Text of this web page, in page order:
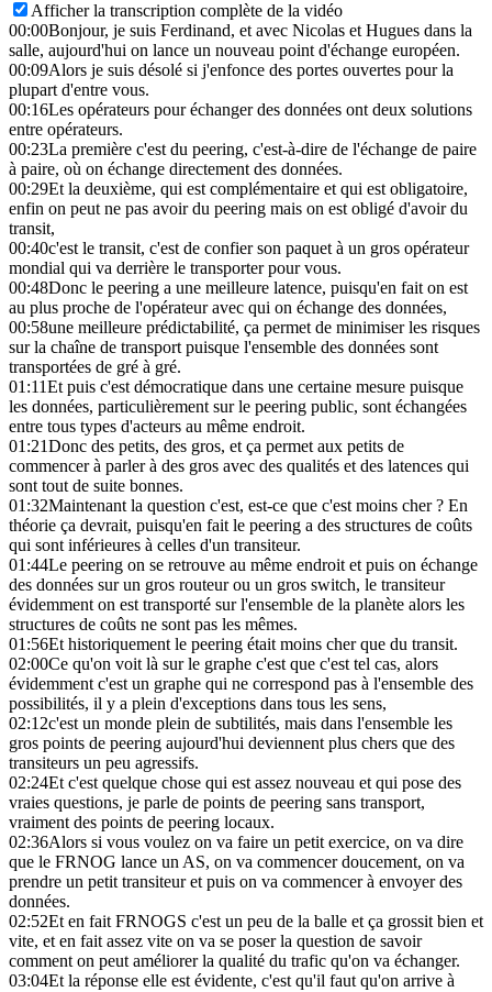
Afficher la transcription complète de la vidéo
00:00Bonjour, je suis Ferdinand, et avec Nicolas et Hugues dans la
salle, aujourd'hui on lance un nouveau point d'échange européen.
00:09Alors je suis désolé si j'enfonce des portes ouvertes pour la
plupart d'entre vous.
00:16Les opérateurs pour échanger des données ont deux solutions
entre opérateurs.
00:23La première c'est du peering, c'est-à-dire de l'échange de paire
à paire, où on échange directement des données.
00:29Et la deuxième, qui est complémentaire et qui est obligatoire,
enfin on peut ne pas avoir du peering mais on est obligé d'avoir du
transit,
00:40c'est le transit, c'est de confier son paquet à un gros opérateur
mondial qui va derrière le transporter pour vous.
00:48Donc le peering a une meilleure latence, puisqu'en fait on est
au plus proche de l'opérateur avec qui on échange des données,
00:58une meilleure prédictabilité, ça permet de minimiser les risques
sur la chaîne de transport puisque l'ensemble des données sont
transportées de gré à gré.
01:11Et puis c'est démocratique dans une certaine mesure puisque
les données, particulièrement sur le peering public, sont échangées
entre tous types d'acteurs au même endroit.
01:21Donc des petits, des gros, et ça permet aux petits de
commencer à parler à des gros avec des qualités et des latences qui
sont tout de suite bonnes.
01:32Maintenant la question c'est, est-ce que c'est moins cher ? En
théorie ça devrait, puisqu'en fait le peering a des structures de coûts
qui sont inférieures à celles d'un transiteur.
01:44Le peering on se retrouve au même endroit et puis on échange
des données sur un gros routeur ou un gros switch, le transiteur
évidemment on est transporté sur l'ensemble de la planète alors les
structures de coûts ne sont pas les mêmes.
01:56Et historiquement le peering était moins cher que du transit.
02:00Ce qu'on voit là sur le graphe c'est que c'est tel cas, alors
évidemment c'est un graphe qui ne correspond pas à l'ensemble des
possibilités, il y a plein d'exceptions dans tous les sens,
02:12c'est un monde plein de subtilités, mais dans l'ensemble les
gros points de peering aujourd'hui deviennent plus chers que des
transiteurs un peu agressifs.
02:24Et c'est quelque chose qui est assez nouveau et qui pose des
vraies questions, je parle de points de peering sans transport,
vraiment des points de peering locaux.
02:36Alors si vous voulez on va faire un petit exercice, on va dire
que le FRNOG lance un AS, on va commencer doucement, on va
prendre un petit transiteur et puis on va commencer à envoyer des
données.
02:52Et en fait FRNOGS c'est un peu de la balle et ça grossit bien et
vite, et en fait assez vite on va se poser la question de savoir
comment on peut améliorer la qualité du trafic qu'on va échanger.
03:04Et la réponse elle est évidente, c'est qu'il faut qu'on arrive à